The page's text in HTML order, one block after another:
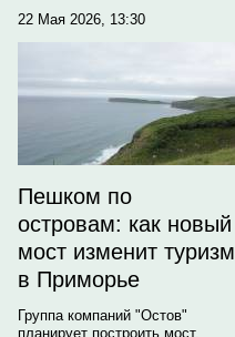
22 Мая 2026, 13:30
Пешком по
островам: как новый
мост изменит туризм
в Приморье
Группа компаний "Остов"
планирует построить мост,